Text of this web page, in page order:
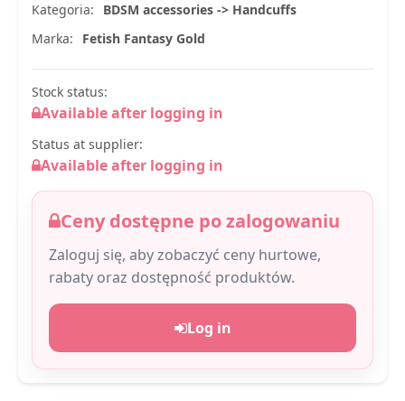
Kategoria:
BDSM accessories -> Handcuffs
Marka:
Fetish Fantasy Gold
Stock status:
Available after logging in
Status at supplier:
Available after logging in
Ceny dostępne po zalogowaniu
Zaloguj się, aby zobaczyć ceny hurtowe,
rabaty oraz dostępność produktów.
Log in